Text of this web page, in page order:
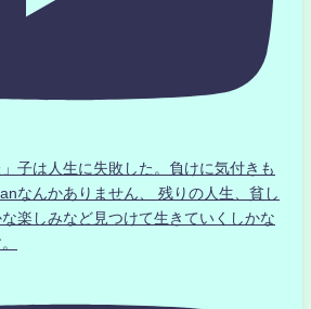
子は人生に失敗した。負けに気付きも
なんかありません、 残りの人生、貧し
楽しみなど見つけて生きていくしかな